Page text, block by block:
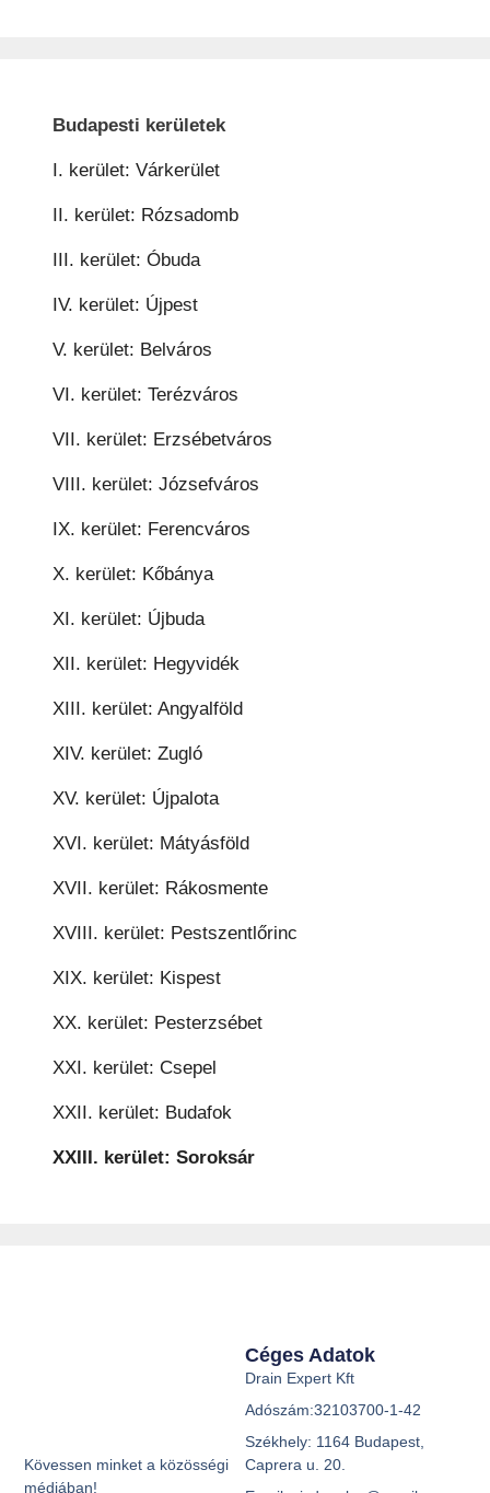
Budapesti kerületek
I. kerület: Várkerület
II. kerület: Rózsadomb
III. kerület: Óbuda
IV. kerület: Újpest
V. kerület: Belváros
VI. kerület: Terézváros
VII. kerület: Erzsébetváros
VIII. kerület: Józsefváros
IX. kerület: Ferencváros
X. kerület: Kőbánya
XI. kerület: Újbuda
XII. kerület: Hegyvidék
XIII. kerület: Angyalföld
XIV. kerület: Zugló
XV. kerület: Újpalota
XVI. kerület: Mátyásföld
XVII. kerület: Rákosmente
XVIII. kerület: Pestszentlőrinc
XIX. kerület: Kispest
XX. kerület: Pesterzsébet
XXI. kerület: Csepel
XXII. kerület: Budafok
XXIII. kerület: Soroksár
Kövessen minket a közösségi
médiában!
Céges Adatok
Drain Expert Kft
Adószám:32103700-1-42
Székhely: 1164 Budapest,
Caprera u. 20.